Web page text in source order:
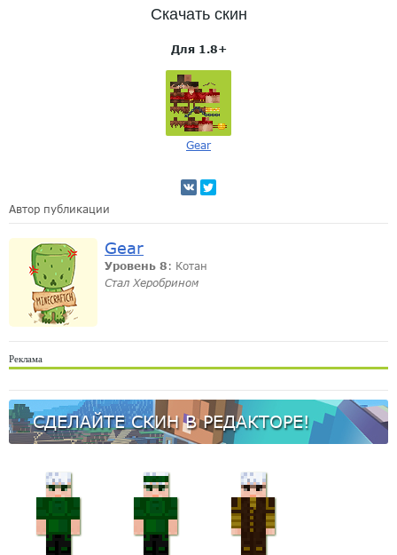
Скачать скин
Для 1.8+
Gear
Автор публикации
Gear
Уровень 8 : Котан
Стал Херобрином
Реклама
СДЕЛАЙТЕ СКИН В РЕДАКТОРЕ!